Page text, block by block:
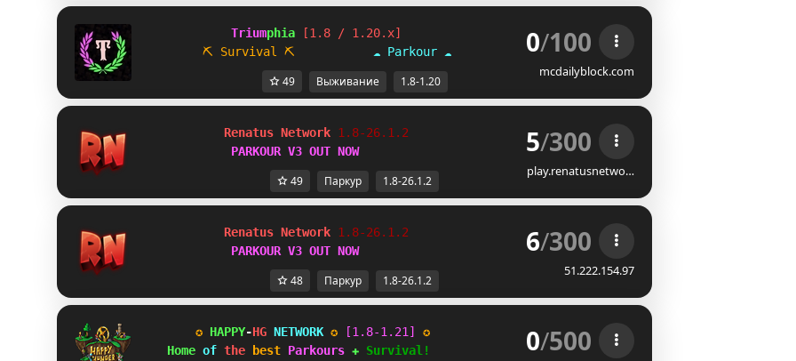
Triumphia
[1.8 / 1.20.x]
⛏ Survival
⛏ ☁ Parkour ☁ 0/100
mcdailyblock.com
49 Выживание 1.8-1.20
Renatus Network 1.8-26.1.2
PARKOUR V3 OUT NOW
5/300
play.renatusnetwo…
49 Паркур 1.8-26.1.2
Renatus Network 1.8-26.1.2
PARKOUR V3 OUT NOW
6/300
51.222.154.97
48 Паркур 1.8-26.1.2
✪ HAPPY-HG NETWORK ✪ [1.8-1.21 ] ✪
Home of the best Parkours ✚ Survival! 0/500